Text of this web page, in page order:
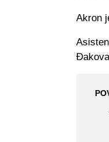
Akron